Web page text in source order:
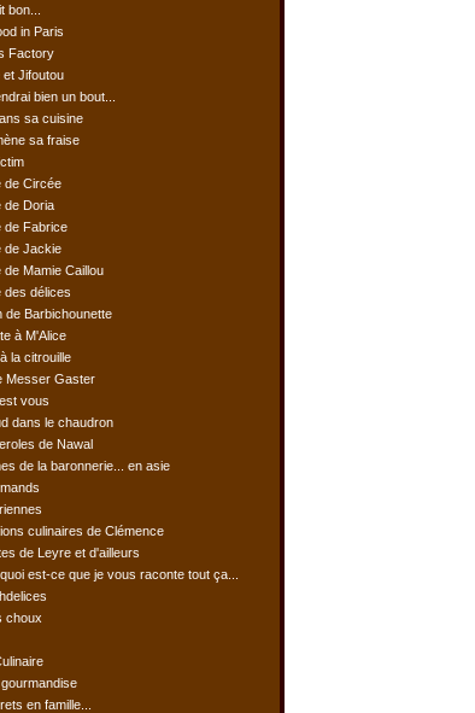
bon...
in Paris
Factory
et Jifoutou
bien un bout...
sa cuisine
sa fraise
de Circée
de Doria
de Fabrice
de Jackie
de Mamie Caillou
des délices
de Barbichounette
à M'Alice
la citrouille
Messer Gaster
vous
dans le chaudron
de Nawal
de la baronnerie... en asie
culinaires de Clémence
de Leyre et d'ailleurs
est-ce que je vous raconte tout ça...
choux
en famille...